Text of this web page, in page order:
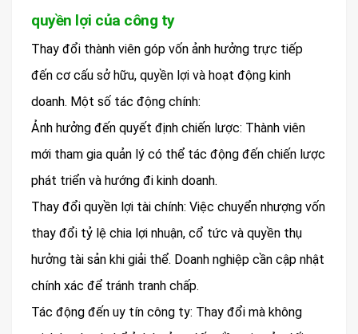
quyền lợi của công ty
Thay đổi thành viên góp vốn ảnh hưởng trực tiếp
đến cơ cấu sở hữu, quyền lợi và hoạt động kinh
doanh. Một số tác động chính:
Ảnh hưởng đến quyết định chiến lược: Thành viên
mới tham gia quản lý có thể tác động đến chiến lược
phát triển và hướng đi kinh doanh.
Thay đổi quyền lợi tài chính: Việc chuyển nhượng vốn
thay đổi tỷ lệ chia lợi nhuận, cổ tức và quyền thụ
hưởng tài sản khi giải thể. Doanh nghiệp cần cập nhật
chính xác để tránh tranh chấp.
Tác động đến uy tín công ty: Thay đổi mà không